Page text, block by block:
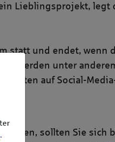
.
Lieblingsprojekt, legt
statt und endet, wenn
werden unter
auf Social-
sollten Sie sich